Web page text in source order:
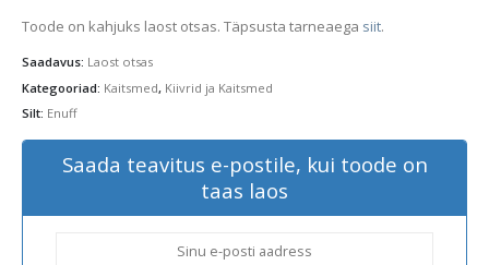
Toode on kahjuks laost otsas. Täpsusta tarneaega siit.
Saadavus: Laost otsas
Kategooriad: Kaitsmed, Kiivrid ja Kaitsmed
Silt: Enuff
Saada teavitus e-postile, kui toode on
taas laos